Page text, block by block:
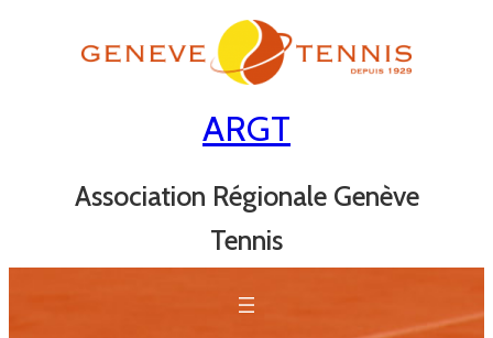
ARGT
Association Régionale Genève
Tennis